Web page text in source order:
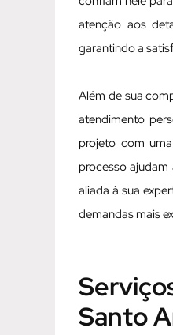
atenção aos
garantindo a
Além de sua
atendimento
projeto com
processo
aliada à sua
demandas mais
Santo